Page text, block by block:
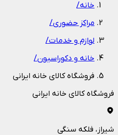
خانه/
مراکز حضوری/
لوازم و خدمات/
خانه و دکوراسیون/
فروشگاه کالای خانه ایرانی
فروشگاه کالای خانه ایرانی
شیراز ، فلکه سنگی